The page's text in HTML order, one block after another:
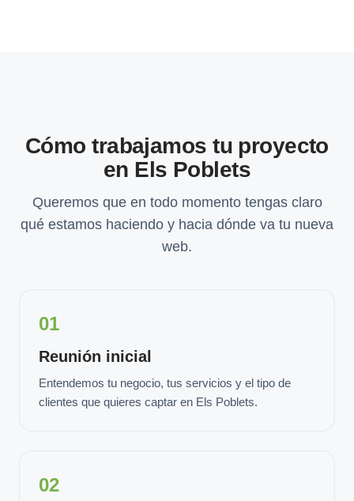
Cómo trabajamos tu proyecto
en Els Poblets
Queremos que en todo momento tengas claro
qué estamos haciendo y hacia dónde va tu nueva
web.
01
Reunión inicial
Entendemos tu negocio, tus servicios y el tipo de
clientes que quieres captar en Els Poblets.
02